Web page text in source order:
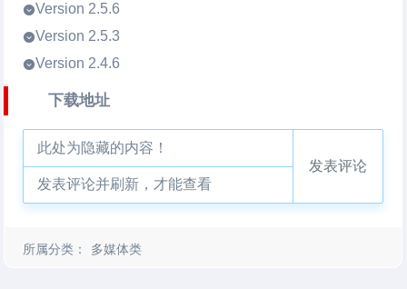
Version 2.5.6
Version 2.5.3
Version 2.4.6
下载地址
此处为隐藏的内容！
发表评论并刷新，才能查看
发表评论
所属分类： 多媒体类